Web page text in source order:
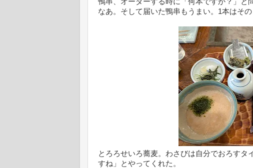
なあ。そして届いた鴨串もうまい。1本はその
とろろせいろ蕎麦。わさびは自分でおろすタ
すね」とやってくれた。